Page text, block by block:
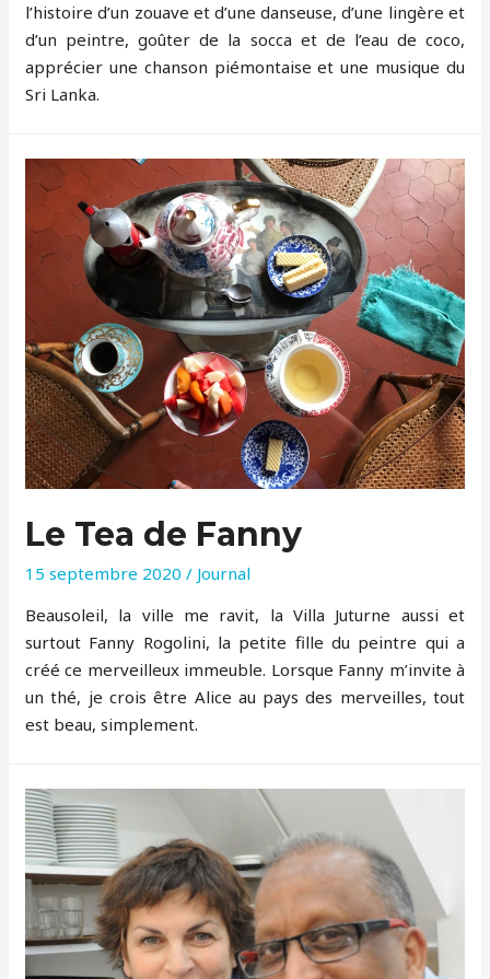
l’histoire d’un zouave et d’une danseuse, d’une lingère et
d’un peintre, goûter de la socca et de l’eau de coco,
apprécier une chanson piémontaise et une musique du
Sri Lanka.
Le Tea de Fanny
15 septembre 2020 / Journal
Beausoleil, la ville me ravit, la Villa Juturne aussi et
surtout Fanny Rogolini, la petite fille du peintre qui a
créé ce merveilleux immeuble. Lorsque Fanny m’invite à
un thé, je crois être Alice au pays des merveilles, tout
est beau, simplement.